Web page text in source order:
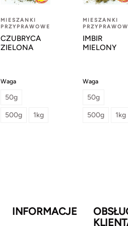
MIESZANKI
PRZYPRAWOWE
CZUBRYCA
ZIELONA
Waga
50g
500g 1kg
MIESZANKI
IMBIR
MIELONY
Waga
50g
500g 1kg
INFORMACJE